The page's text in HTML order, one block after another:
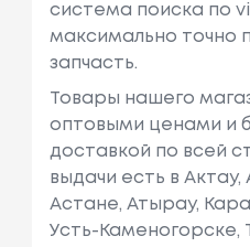
система поиска по
максимально точно
запчасть.
Товары нашего
оптовыми ценами и
доставкой по всей
выдачи есть в
Астане, Атырау,
Усть-Каменогорске,